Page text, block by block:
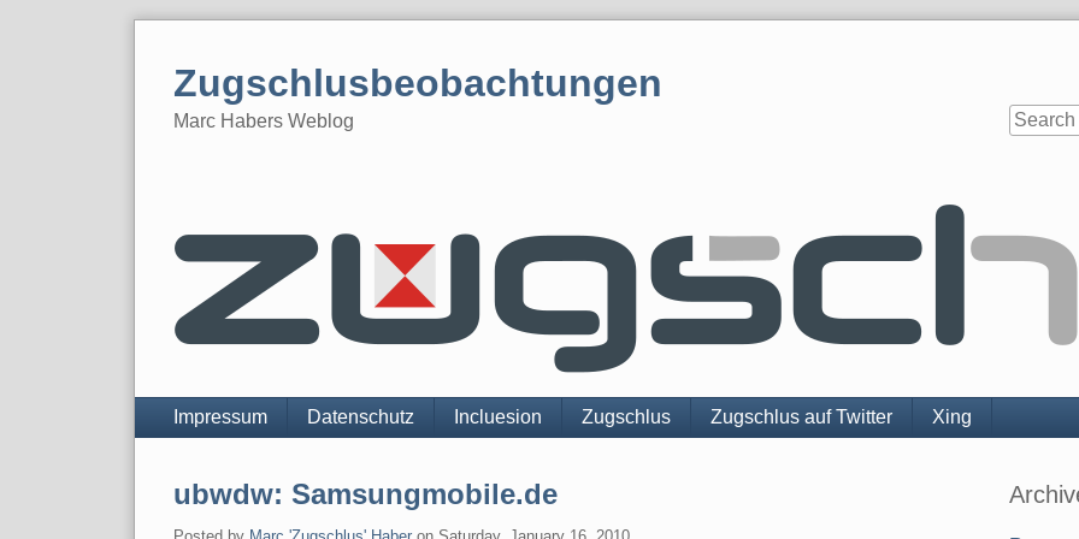
Zugschlusbeobachtungen
Marc Habers Weblog
Navigation
Impressum Datenschutz Incluesion Zugschlus Zugschlus auf Twitter Xing
ubwdw: Samsungmobile.de Sidebar